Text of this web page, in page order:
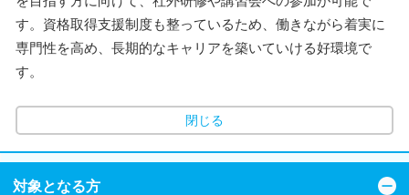
す。資格取得支援制度も整っているため、働きながら着実に
専門性を高め、長期的なキャリアを築いていける好環境で
す。
閉じる
対象となる方